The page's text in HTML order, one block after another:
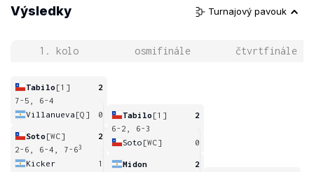
Výsledky Turnajový pavouk
1. kolo osmifinále čtvrtfinále
Tabilo [1]
2
7-5, 6-4
Villanueva [Q] 0
Soto [WC]
2
2-6, 6-4, 7-63
Kicker 1
Tabilo [1]
2
6-2, 6-3
Soto [WC] 0
Midon
2